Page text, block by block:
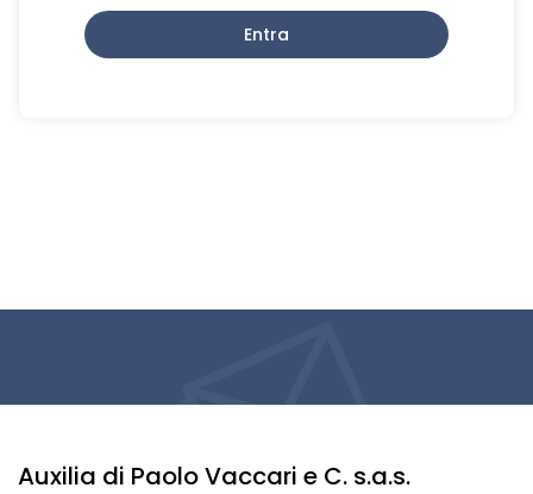
Entra
Auxilia di Paolo Vaccari e C. s.a.s.